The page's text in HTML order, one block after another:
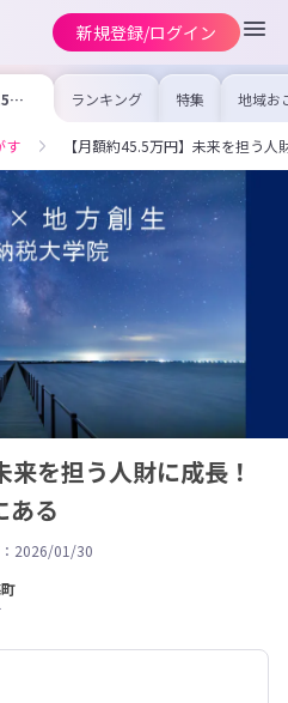
新規登録/ログイン
万
人
あ
ランキング 特集 地域お
の求
を集め
事内容
を比較
合った
けよう
す 【月額約45.5万円】未来を担う
来を担う人財に成長！
ある
2026/01/30